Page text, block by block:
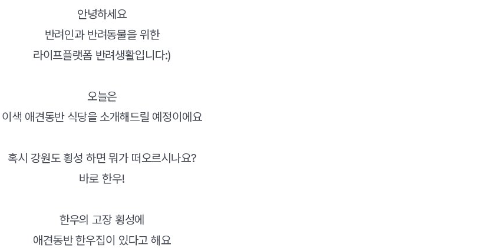
안녕하세요
반려인과 반려동물을 위한
라이프플랫폼 반려생활입니다:)
오늘은
이색 애견동반 식당을 소개해드릴 예정이에요
혹시 강원도 횡성 하면 뭐가 떠오르시나요?
바로 한우!
한우의 고장 횡성에
애견동반 한우집이 있다고 해요